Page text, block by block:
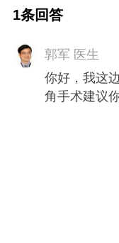
1条回答
郭军 医生
你好，我这
角手术建议